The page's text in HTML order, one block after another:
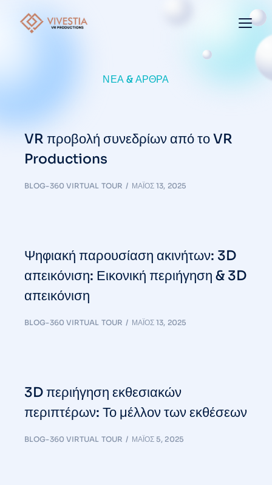
ΝΈΑ & ΆΡΘΡΑ
VR προβολή συνεδρίων από το VR
Productions
BLOG-360 VIRTUAL TOUR ΜΆΙΟΣ 13, 2025
Ψηφιακή παρουσίαση ακινήτων: 3D
απεικόνιση: Εικονική περιήγηση & 3D
απεικόνιση
BLOG-360 VIRTUAL TOUR ΜΆΙΟΣ 13, 2025
3D περιήγηση εκθεσιακών
περιπτέρων: Το μέλλον των εκθέσεων
BLOG-360 VIRTUAL TOUR ΜΆΙΟΣ 5, 2025